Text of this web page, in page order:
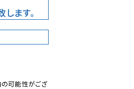
ます。
の可能性がござ